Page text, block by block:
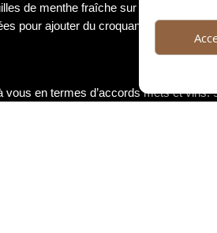
de menthe fraîche sur le dessus pour
pour ajouter du croquant à votre
en termes d’accords mets et